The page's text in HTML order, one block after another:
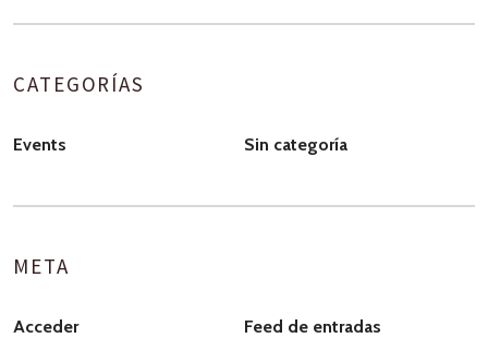
CATEGORÍAS
Events Sin categoría
META
Acceder Feed de entradas